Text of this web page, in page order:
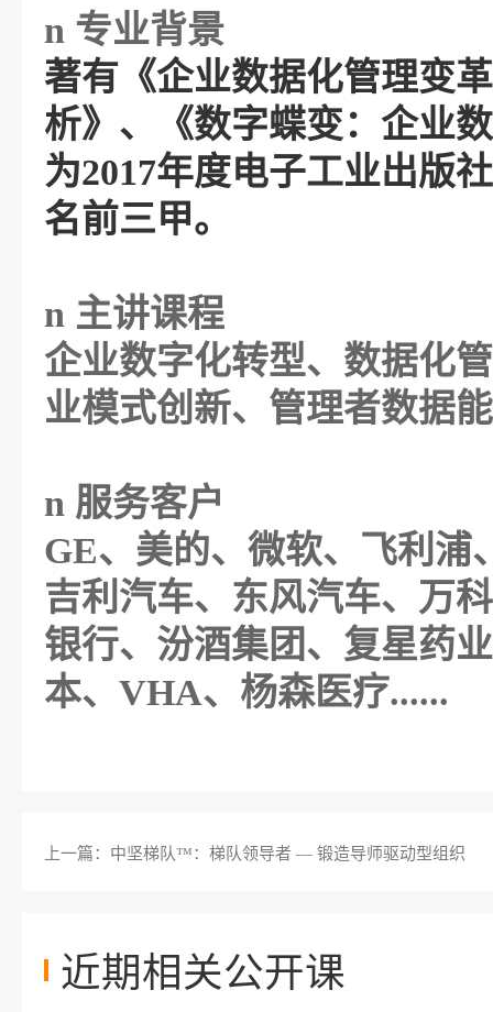
n 专业背景
著有《企业数据化管理变
析》、《数字蝶变：企业
为2017年度电子工业出版
名前三甲。
n 主讲课程
企业数字化转型、数据化
业模式创新、管理者数据
n 服务客户
GE、美的、微软、飞利浦
吉利汽车、东风汽车、万
银行、汾酒集团、复星药
本、VHA、杨森医疗......
上一篇：中坚梯队™：梯队领导者 — 锻造导师驱动型组织
近期相关公开课